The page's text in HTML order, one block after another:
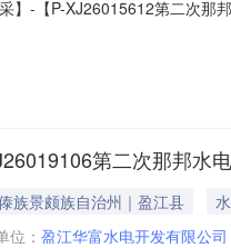
】-【P-XJ26015612第二次
第二次那邦水
族景颇族自治州｜盈江县
位： 盈江华富水电开发有限公司